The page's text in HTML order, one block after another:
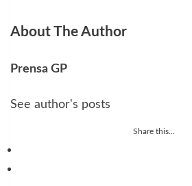
About The Author
Prensa GP
See author's posts
Share this...